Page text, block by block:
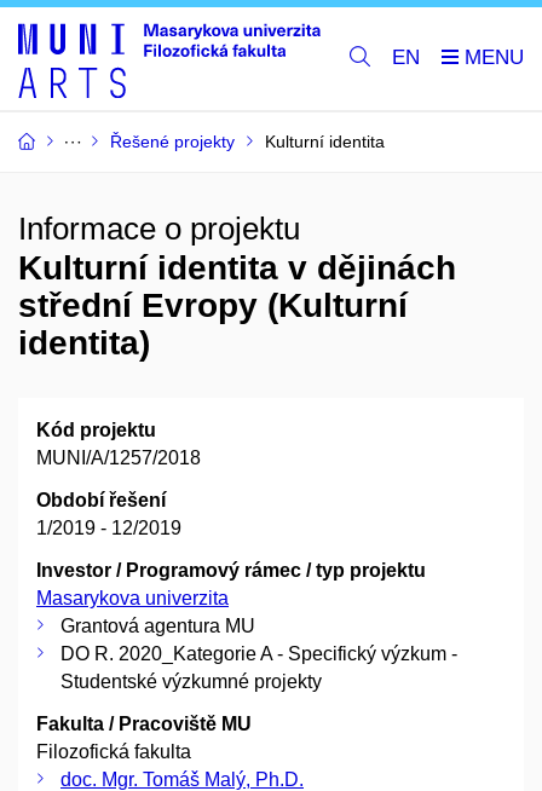
EN
Řešené projekty Kulturní identita
Informace o projektu
Kulturní identita v dějinách
střední Evropy (Kulturní
identita)
Kód projektu
MUNI/A/1257/2018
Období řešení
1/2019 - 12/2019
Investor / Programový rámec / typ projektu
Masarykova univerzita
Grantová agentura MU
DO R. 2020_Kategorie A - Specifický výzkum -
Studentské výzkumné projekty
Fakulta / Pracoviště MU
Filozofická fakulta
doc. Mgr. Tomáš Malý, Ph.D.